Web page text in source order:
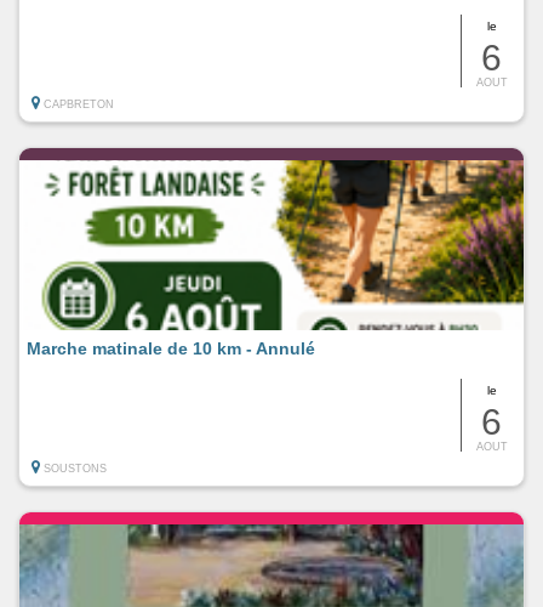
le
6
AOUT
CAPBRETON
le
6
AOUT
Marche matinale de 10 km - Annulé
SOUSTONS